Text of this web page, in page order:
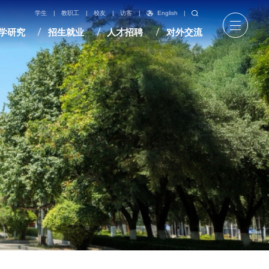
学生 教职工 校友 | 访客 | English
研究 招生就业 人才招聘 对外交流